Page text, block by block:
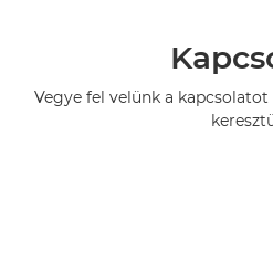
Vegye fel velünk a